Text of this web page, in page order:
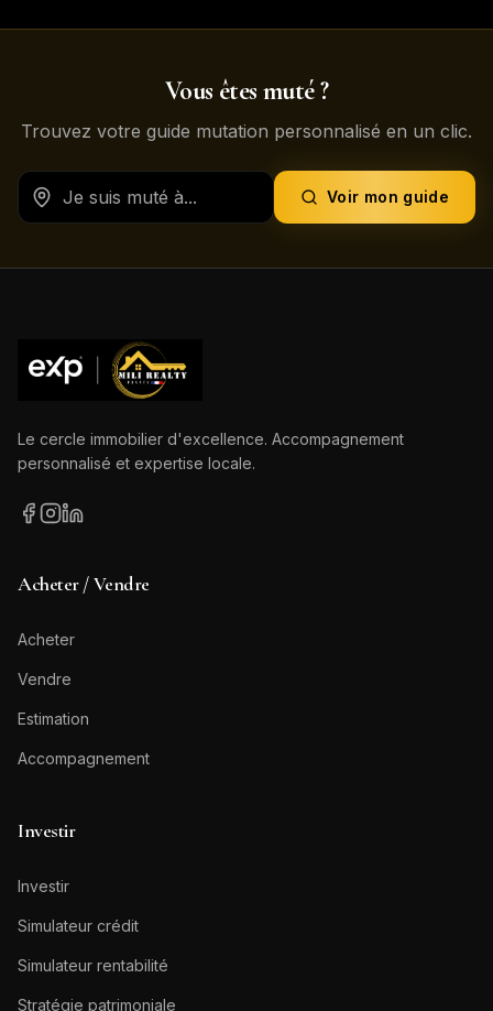
Vous êtes muté ?
Trouvez votre guide mutation personnalisé en un clic.
Voir mon guide
Le cercle immobilier d'excellence. Accompagnement
personnalisé et expertise locale.
Acheter / Vendre
Acheter
Vendre
Estimation
Accompagnement
Investir
Investir
Simulateur crédit
Simulateur rentabilité
Stratégie patrimoniale